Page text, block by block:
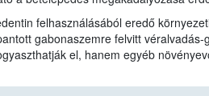
felhasználásából eredő
gabonaszemre felvitt véralvadás-
el, hanem egyéb